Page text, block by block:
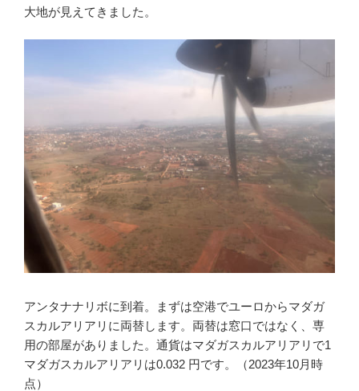
大地が見えてきました。
アンタナナリボに到着。まずは空港でユーロからマダガ
スカルアリアリに両替します。両替は窓口ではなく、専
用の部屋がありました。通貨はマダガスカルアリアリで1
マダガスカルアリアリは0.032 円です。（2023年10月時
点）